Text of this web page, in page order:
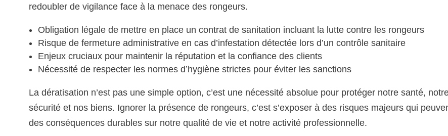
redoubler de vigilance face à la menace des rongeurs.
Obligation légale de mettre en place un contrat de sanitation incluant la lutte contre les rongeurs
Risque de fermeture administrative en cas d’infestation détectée lors d’un contrôle sanitaire
Enjeux cruciaux pour maintenir la réputation et la confiance des clients
Nécessité de respecter les normes d’hygiène strictes pour éviter les sanctions
La dératisation n’est pas une simple option, c’est une nécessité absolue pour protéger notre santé,
sécurité et nos biens. Ignorer la présence de rongeurs, c’est s’exposer à des risques majeurs qui
des conséquences durables sur notre qualité de vie et notre activité professionnelle.